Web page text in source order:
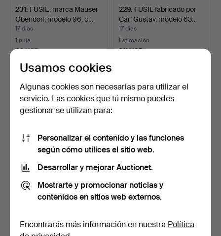
231. FUSIL, marca Mauser
Obendorf, modelo 96, c…
17 días
1 puja
32 USD
229. FUSIL fabricado por
Carl Gustav, modelo 63…
17 días
Estimación
211 USD
217.CUCHILLO
FINLANDÉS ISAKKI
JÄRVENPÄÄ.
Husqvarna, modelo 1860
Wr…
17 días
Usamos cookies
Algunas cookies son necesarias para utilizar el
servicio. Las cookies que tú mismo puedes
gestionar se utilizan para:
Personalizar el contenido y las funciones
según cómo utilices el sitio web.
Desarrollar y mejorar Auctionet.
Mostrarte y promocionar noticias y
contenidos en sitios web externos.
Encontrarás más información en nuestra Política